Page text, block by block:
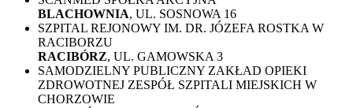
BLACHOWNIA, UL. SOSNOWA 16
SZPITAL REJONOWY IM. DR. JÓZEFA ROSTKA W
RACIBORZU
RACIBÓRZ, UL. GAMOWSKA 3
SAMODZIELNY PUBLICZNY ZAKŁAD OPIEKI
ZDROWOTNEJ ZESPÓŁ SZPITALI MIEJSKICH W
CHORZOWIE